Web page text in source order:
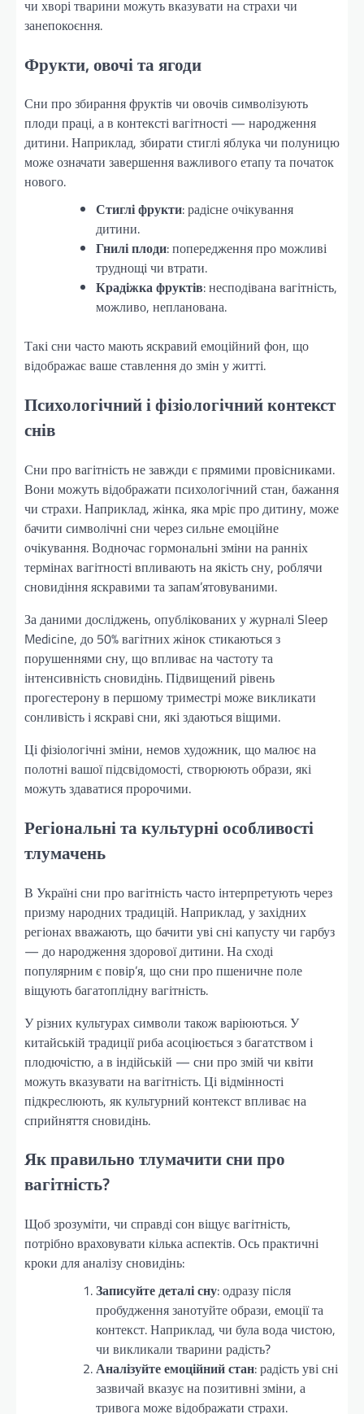
чи хворі тварини можуть вказувати на страхи чи
занепокоєння.
Фрукти, овочі та ягоди
Сни про збирання фруктів чи овочів символізують
плоди праці, а в контексті вагітності — народження
дитини. Наприклад, збирати стиглі яблука чи полуницю
може означати завершення важливого етапу та початок
нового.
Стиглі фрукти: радісне очікування
дитини.
Гнилі плоди: попередження про можливі
труднощі чи втрати.
Крадіжка фруктів: несподівана вагітність,
можливо, непланована.
Такі сни часто мають яскравий емоційний фон, що
відображає ваше ставлення до змін у житті.
Психологічний і фізіологічний контекст
снів
Сни про вагітність не завжди є прямими провісниками.
Вони можуть відображати психологічний стан, бажання
чи страхи. Наприклад, жінка, яка мріє про дитину, може
бачити символічні сни через сильне емоційне
очікування. Водночас гормональні зміни на ранніх
термінах вагітності впливають на якість сну, роблячи
сновидіння яскравими та запам’ятовуваними.
За даними досліджень, опублікованих у журналі Sleep
Medicine, до 50% вагітних жінок стикаються з
порушеннями сну, що впливає на частоту та
інтенсивність сновидінь. Підвищений рівень
прогестерону в першому триместрі може викликати
сонливість і яскраві сни, які здаються віщими.
Ці фізіологічні зміни, немов художник, що малює на
полотні вашої підсвідомості, створюють образи, які
можуть здаватися пророчими.
Регіональні та культурні особливості
тлумачень
В Україні сни про вагітність часто інтерпретують через
призму народних традицій. Наприклад, у західних
регіонах вважають, що бачити уві сні капусту чи гарбуз
— до народження здорової дитини. На сході
популярним є повір’я, що сни про пшеничне поле
віщують багатоплідну вагітність.
У різних культурах символи також варіюються. У
китайській традиції риба асоціюється з багатством і
плодючістю, а в індійській — сни про змій чи квіти
можуть вказувати на вагітність. Ці відмінності
підкреслюють, як культурний контекст впливає на
сприйняття сновидінь.
Як правильно тлумачити сни про
вагітність?
Щоб зрозуміти, чи справді сон віщує вагітність,
потрібно враховувати кілька аспектів. Ось практичні
кроки для аналізу сновидінь:
Записуйте деталі сну: одразу після
пробудження занотуйте образи, емоції та
контекст. Наприклад, чи була вода чистою,
чи викликали тварини радість?
Аналізуйте емоційний стан: радість уві сні
зазвичай вказує на позитивні зміни, а
тривога може відображати страхи.